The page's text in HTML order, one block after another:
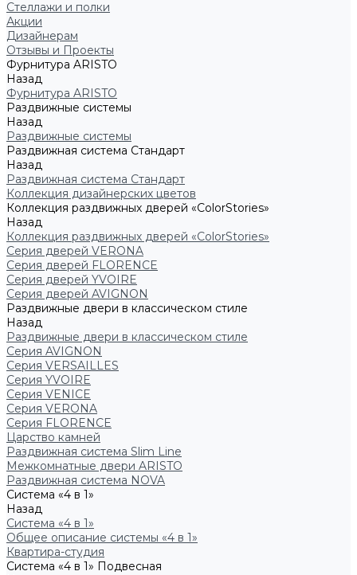
Стеллажи и полки
Акции
Дизайнерам
Отзывы и Проекты
Фурнитура ARISTO
Назад
Фурнитура ARISTO
Раздвижные системы
Назад
Раздвижные системы
Раздвижная система Стандарт
Назад
Раздвижная система Стандарт
Коллекция дизайнерских цветов
Коллекция раздвижных дверей «ColorStories»
Назад
Коллекция раздвижных дверей «ColorStories»
Серия дверей VERONA
Серия дверей FLORENCE
Серия дверей YVOIRE
Серия дверей AVIGNON
Раздвижные двери в классическом стиле
Назад
Раздвижные двери в классическом стиле
Серия AVIGNON
Серия VERSAILLES
Серия YVOIRE
Серия VENICE
Серия VERONA
Серия FLORENCE
Царство камней
Раздвижная система Slim Line
Межкомнатные двери ARISTO
Раздвижная система NOVA
Система «4 в 1»
Назад
Система «4 в 1»
Общее описание системы «4 в 1»
Квартира-студия
Система «4 в 1» Подвесная